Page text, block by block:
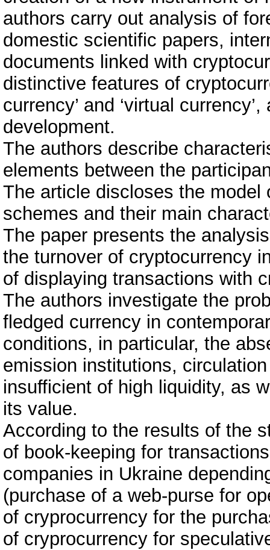
authors carry out analysis of
domestic scientific papers,
documents linked with
distinctive features of
currency’ and ‘virtual
development.
The authors describe
elements between the
The article discloses the
schemes and their main
The paper presents the
the turnover of cryptocurrency
of displaying transactions with
The authors investigate the
fledged currency in
conditions, in particular, the
emission institutions,
insufficient of high liquidity, as
its value.
According to the results of the
of book-keeping for
companies in Ukraine
(purchase of a web-purse for
of cryprocurrency for the
of cryprocurrency for